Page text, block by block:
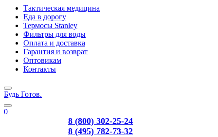
Тактическая медицина
Еда в дорогу
Термосы Stanley
Фильтры для воды
Оплата и доставка
Гарантия и возврат
Оптовикам
Контакты
Будь Готов.
0
8 (800) 302-25-24
8 (495) 782-73-32